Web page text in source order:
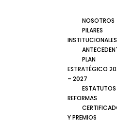
NOSOTROS
PILARES
INSTITUCIONALES
PLAN
ESTRATÉGICO
– 2027
ESTATUTOS
REFORMAS
Y PREMIOS